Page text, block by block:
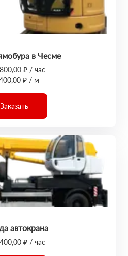
в Чесме
₽ / час
₽ / м
Заказать
автокрана
₽ / час